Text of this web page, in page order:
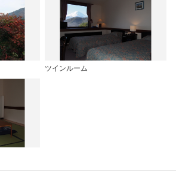
ツインルーム